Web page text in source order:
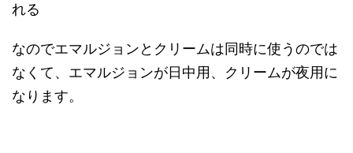
れる
なのでエマルジョンとクリームは同時に使うのでは
なくて、エマルジョンが日中用、クリームが夜用に
なります。